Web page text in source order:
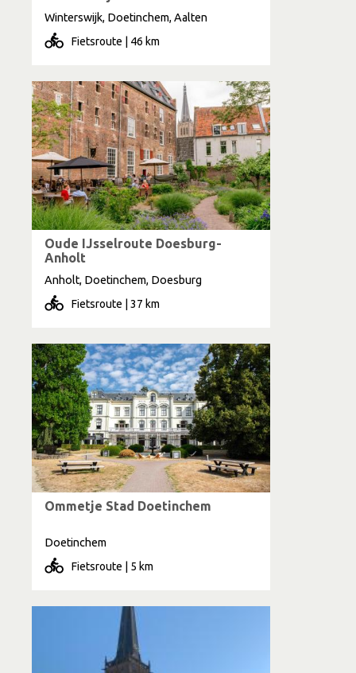
Winterswijk, Doetinchem, Aalten
Fietsroute | 46 km
Oude IJsselroute Doesburg-
Anholt
Anholt, Doetinchem, Doesburg
Fietsroute | 37 km
Ommetje Stad Doetinchem
Doetinchem
Fietsroute | 5 km